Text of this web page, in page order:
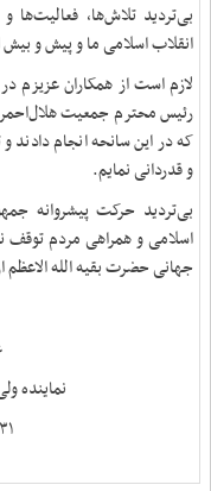
بی‌تردید تلاش‌ها،
انقلاب اسلامی ما و پیش و بیش
لازم است از همکاران عزیزم
رئیس محترم جمعیت هلال‌احمر
که در این سانحه انجام
و قدردانی نمایم.
بی‌تردید حرکت پیشروانه
اسلامی و همراهی مردم توقف
جهانی حضرت بقیه الله الاعظم
نماینده
٣١ اردیبهشت‌ماه ۱۴۰۳